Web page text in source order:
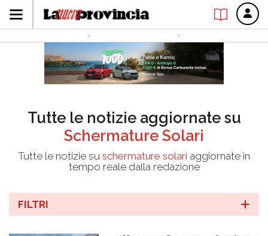
Tutte le notizie aggiornate su
Schermature Solari
Tutte le notizie su schermature solari aggiornate in
tempo reale dalla redazione
FILTRI